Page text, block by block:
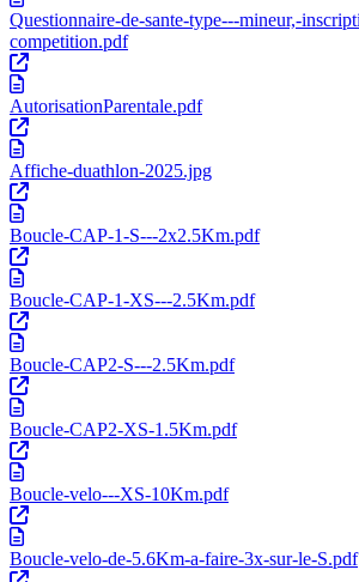
Questionnaire-de-sante-type---mineur,-
competition.pdf
AutorisationParentale.pdf
Affiche-duathlon-2025.jpg
Boucle-CAP-1-S---2x2.5Km.pdf
Boucle-CAP-1-XS---2.5Km.pdf
Boucle-CAP2-S---2.5Km.pdf
Boucle-CAP2-XS-1.5Km.pdf
Boucle-velo---XS-10Km.pdf
Boucle-velo-de-5.6Km-a-faire-3x-sur-le-S.pdf